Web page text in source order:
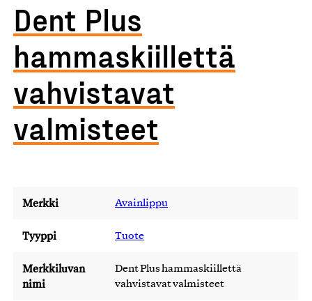
Dent Plus
hammaskiillettä
vahvistavat
valmisteet
Merkki Avainlippu
Tyyppi Tuote
Merkkiluvan
nimi
Dent Plus hammaskiillettä
vahvistavat valmisteet